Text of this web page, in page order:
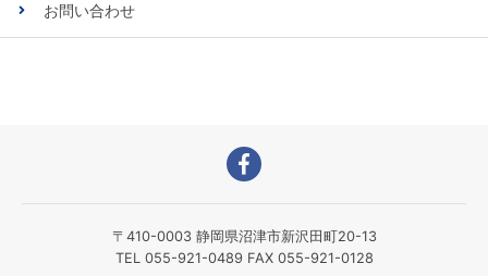
お問い合わせ
〒410-0003 静岡県沼津市新沢田町20-13
TEL 055-921-0489 FAX 055-921-0128